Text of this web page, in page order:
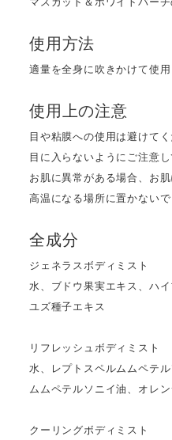
使用方法
適量を全身に吹きかけて使用
使用上の注意
目や粘膜への使用は避けてく
目に入らないようにご注意し
お肌に異常がある場合、お
高温になる場所に置かないで
全成分
ジェネラスボディミスト
水、ブドウ果実エキス、ハ
ユズ種子エキス
リフレッシュボディミスト
水、レプトスペルムムペテ
ムムペテルソニイ油、オレ
クーリングボディミスト